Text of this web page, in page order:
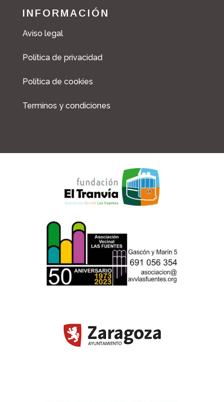
INFORMACIÓN
Aviso legal
Política de privacidad
Política de cookies
Terminos y condiciones